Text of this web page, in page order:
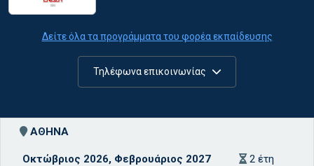
Δείτε όλα τα προγράμματα του φορέα εκπαίδευσης
Τηλέφωνα επικοινωνίας
ΑΘΗΝΑ
Οκτώβριος 2026, Φεβρουάριος 2027 2 έτη